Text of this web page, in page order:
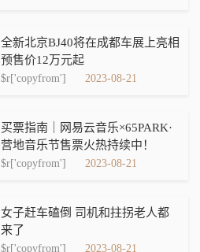
全新北京BJ40将在成都车展上亮相
预售价12万元起
$r['copyfrom'] 2023-08-21
买票指南｜网易云音乐×65PARK·
营地音乐节售票火热持续中！
$r['copyfrom'] 2023-08-21
女子赶车磕倒 司机和拄拐老人都
来了
$r['copyfrom'] 2023-08-21